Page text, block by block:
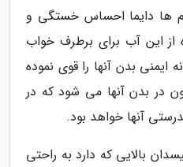
ها دایما احساس خستگی و
از این آب برای برطرف خواب
بدن آنها را قوی نموده
در بدن آنها می شود که در
آنها خواهد بود.
بالایی که دارد به راحتی